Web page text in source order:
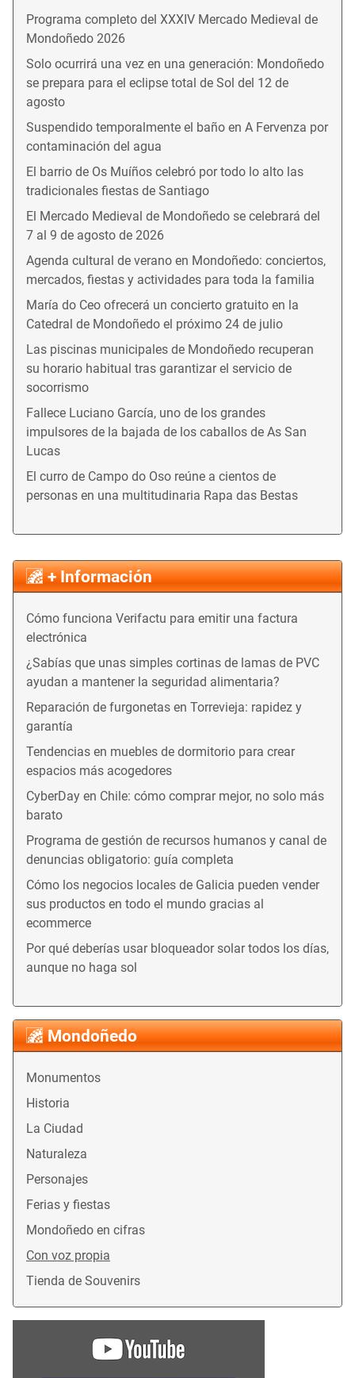
Mondoñedo
Monumentos
Historia
La Ciudad
Naturaleza
Personajes
Ferias y fiestas
Mondoñedo en cifras
Con voz propia
Tienda de Souvenirs
Programa completo del XXXIV Mercado Medieval de
Mondoñedo 2026
Solo ocurrirá una vez en una generación: Mondoñedo
se prepara para el eclipse total de Sol del 12 de
agosto
Suspendido temporalmente el baño en A Fervenza por
contaminación del agua
El barrio de Os Muíños celebró por todo lo alto las
tradicionales fiestas de Santiago
El Mercado Medieval de Mondoñedo se celebrará del
7 al 9 de agosto de 2026
Agenda cultural de verano en Mondoñedo: conciertos,
mercados, fiestas y actividades para toda la familia
María do Ceo ofrecerá un concierto gratuito en la
Catedral de Mondoñedo el próximo 24 de julio
Las piscinas municipales de Mondoñedo recuperan
su horario habitual tras garantizar el servicio de
socorrismo
Fallece Luciano García, uno de los grandes
impulsores de la bajada de los caballos de As San
Lucas
El curro de Campo do Oso reúne a cientos de
personas en una multitudinaria Rapa das Bestas
+ Información
Cómo funciona Verifactu para emitir una factura
electrónica
¿Sabías que unas simples cortinas de lamas de PVC
ayudan a mantener la seguridad alimentaria?
Reparación de furgonetas en Torrevieja: rapidez y
garantía
Tendencias en muebles de dormitorio para crear
espacios más acogedores
CyberDay en Chile: cómo comprar mejor, no solo más
barato
Programa de gestión de recursos humanos y canal de
denuncias obligatorio: guía completa
Cómo los negocios locales de Galicia pueden vender
sus productos en todo el mundo gracias al
ecommerce
Por qué deberías usar bloqueador solar todos los días,
aunque no haga sol